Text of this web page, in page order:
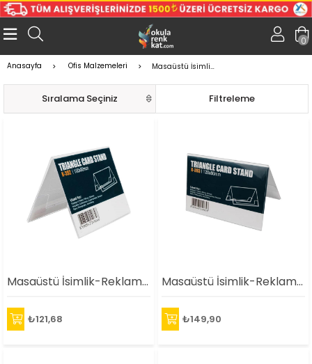
0
Anasayfa Ofis Malzemeleri Masaüstü İsimlikler
Filtreleme
Sıralama
Masaüstü İsimlik-Reklamlık(100X80mm)
₺121,68
Masaüstü İsimlik-Reklamlık(120X80mm)
₺149,90